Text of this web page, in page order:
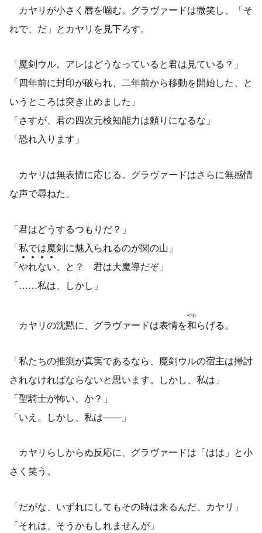
カヤリが小さく唇を噛む。グラヴァードは微笑し、「そ
れで、だ」とカヤリを見下ろす。
「魔剣ウル。アレはどうなっていると君は見ている？」
「四年前に封印が破られ、二年前から移動を開始した、と
いうところは突き止めました」
「さすが、君の四次元検知能力は頼りになるな」
「恐れ入ります」
カヤリは無表情に応じる。グラヴァードはさらに無感情
な声で尋ねた。
「君はどうするつもりだ？」
「私では魔剣に魅入られるのが関の山」
「やれない、と？ 君は大魔導だぞ」
「……私は、しかし」
カヤリの沈黙に、グラヴァードは表情を和
やわ
らげる。
「私たちの推測が真実であるなら、魔剣ウルの宿主は掃討
されなければならないと思います。しかし、私は」
「聖騎士が怖い、か？」
「いえ。しかし、私は――」
カヤリらしからぬ反応に、グラヴァードは「はは」と小
さく笑う。
「だがな、いずれにしてもその時は来るんだ、カヤリ」
「それは、そうかもしれませんが」